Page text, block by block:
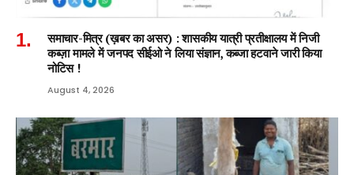
समाचार-मित्र (ख़बर का असर) : शासकीय यात्री प्रतीक्षालय में निजी
कब्ज़ा मामले में जनपद सीईओ ने लिया संज्ञान, कब्जा हटवाने जारी किया
नोटिस !
August 4, 2026